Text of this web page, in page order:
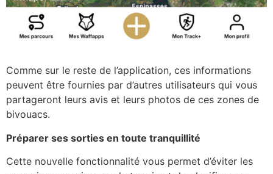
Comme sur le reste de l’application, ces informations
peuvent être fournies par d’autres utilisateurs qui vous
partageront leurs avis et leurs photos de ces zones de
bivouacs.
Préparer ses sorties en toute tranquillité
Cette nouvelle fonctionnalité vous permet d’éviter les